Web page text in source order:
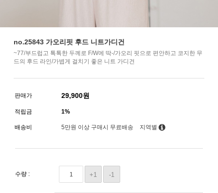
no.25843 가오리핏 후드 니트가디건
~77/부드럽고 톡톡한 두께로 F/W에 딱-/가오리 핏으로 편안하고 코지한 무
드의 후드 라인/가볍게 걸치기 좋은 니트 가디건
판매가 29,900원
적립금 1%
배송비 5만원 이상 구매시 무료배송 지역별
수량 : +1 -1